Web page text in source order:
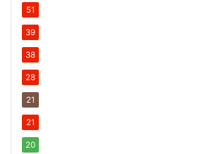
51
39
38
28
21
21
20